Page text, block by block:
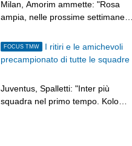
Milan, Amorim ammette: "Rosa
ampia, nelle prossime settimane
FOCUS TMW
I ritiri e le amichevoli
precampionato di tutte le squadre
Juventus, Spalletti: "Inter più
squadra nel primo tempo. Kolo